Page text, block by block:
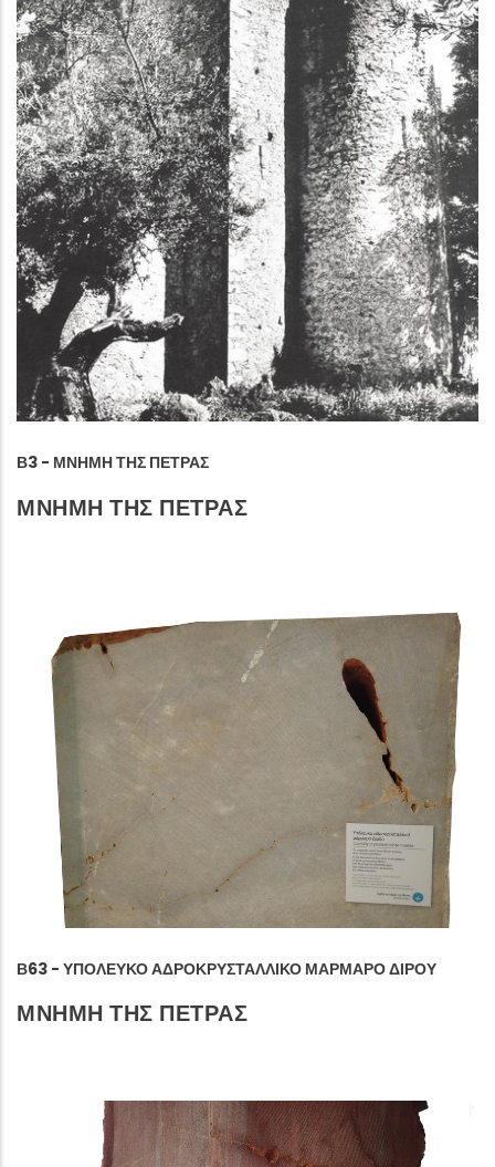
Β3 - ΜΝΉΜΗ ΤΗΣ ΠΈΤΡΑΣ
ΜΝΗΜΗ ΤΗΣ ΠΕΤΡΑΣ
Β63 - ΥΠΌΛΕΥΚΟ ΑΔΡΟΚΡΥΣΤΑΛΛΙΚΌ ΜΆΡΜΑΡΟ ΔΙΡΟΎ
ΜΝΗΜΗ ΤΗΣ ΠΕΤΡΑΣ